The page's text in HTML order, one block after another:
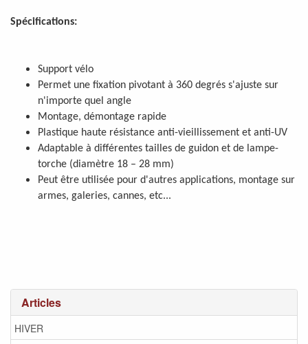
Articles
HIVER
Spécifications:
Support vélo
Permet une fixation pivotant à 360 degrés s'ajuste sur
n'importe quel angle
Montage, démontage rapide
Plastique haute résistance anti-vieillissement et anti-UV
Adaptable à différentes tailles de guidon et de lampe-
torche (diamètre 18 – 28 mm)
Peut être utilisée pour d'autres applications, montage sur
armes, galeries, cannes, etc...